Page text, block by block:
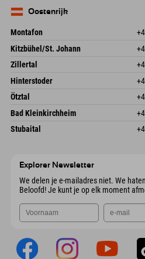
Duitsland
Oostenrijk
Montafon
Dorfstr. 127b
6793 Gaschurn/Montafon
Oostenrijk
Kitzbühel/St. Johann
Speckbacherstraße 87
Oostenrijk
Zillertal
Schmiedau 2
6272 Kaltenbach im Zillertal
Oostenrijk
Hinterstoder
Freizeitpark 10
Oostenrijk
Ötztal
Gscheat 14
6441 Umhausen
Oostenrijk
Bad Kleinkirchheim
Dorfstraße 24
Stubaital
Explorer Newsletter
We delen je e-mailadres niet. We
Beloofd! Je kunt je op elk moment